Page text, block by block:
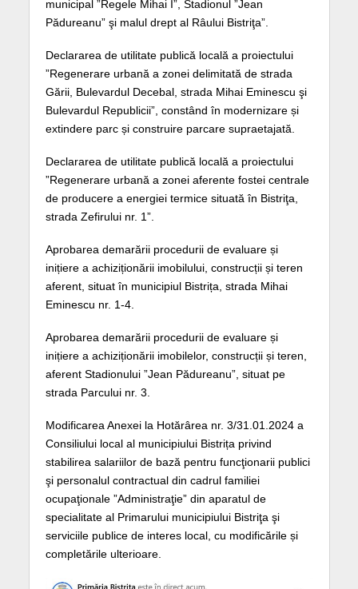
municipal ”Regele Mihai I”, Stadionul ”Jean
Pădureanu” şi malul drept al Râului Bistriţa”.
Declararea de utilitate publică locală a proiectului
”Regenerare urbană a zonei delimitată de strada
Gării, Bulevardul Decebal, strada Mihai Eminescu şi
Bulevardul Republicii”, constând în modernizare și
extindere parc și construire parcare supraetajată.
Declararea de utilitate publică locală a proiectului
”Regenerare urbană a zonei aferente fostei centrale
de producere a energiei termice situată în Bistriţa,
strada Zefirului nr. 1”.
Aprobarea demarării procedurii de evaluare și
inițiere a achiziționării imobilului, construcții și teren
aferent, situat în municipiul Bistrița, strada Mihai
Eminescu nr. 1-4.
Aprobarea demarării procedurii de evaluare și
inițiere a achiziționării imobilelor, construcții și teren,
aferent Stadionului ”Jean Pădureanu”, situat pe
strada Parcului nr. 3.
Modificarea Anexei la Hotărârea nr. 3/31.01.2024 a
Consiliului local al municipiului Bistrița privind
stabilirea salariilor de bază pentru funcţionarii publici
şi personalul contractual din cadrul familiei
ocupaţionale ”Administraţie” din aparatul de
specialitate al Primarului municipiului Bistriţa şi
serviciile publice de interes local, cu modificările și
completările ulterioare.